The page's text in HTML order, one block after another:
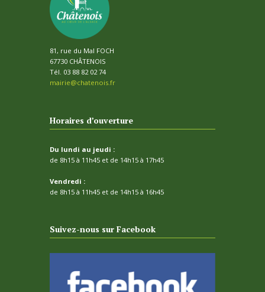
81, rue du Mal FOCH
67730 CHÂTENOIS
Tél. 03 88 82 02 74
mairie@chatenois.fr
Horaires d’ouverture
Du lundi au jeudi :
de 8h15 à 11h45 et de 14h15 à 17h45
Vendredi :
de 8h15 à 11h45 et de 14h15 à 16h45
Suivez-nous sur Facebook